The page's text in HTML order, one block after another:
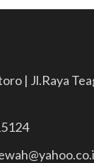
| Jl.Raya